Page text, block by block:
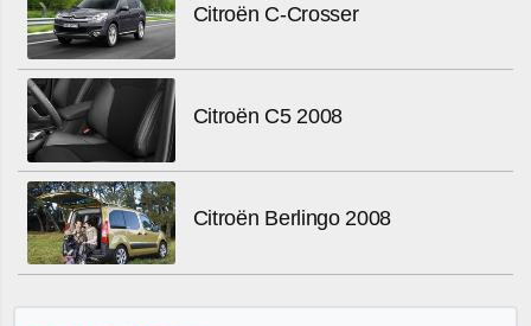
Citroën C-Crosser
Citroën C5 2008
Citroën Berlingo 2008